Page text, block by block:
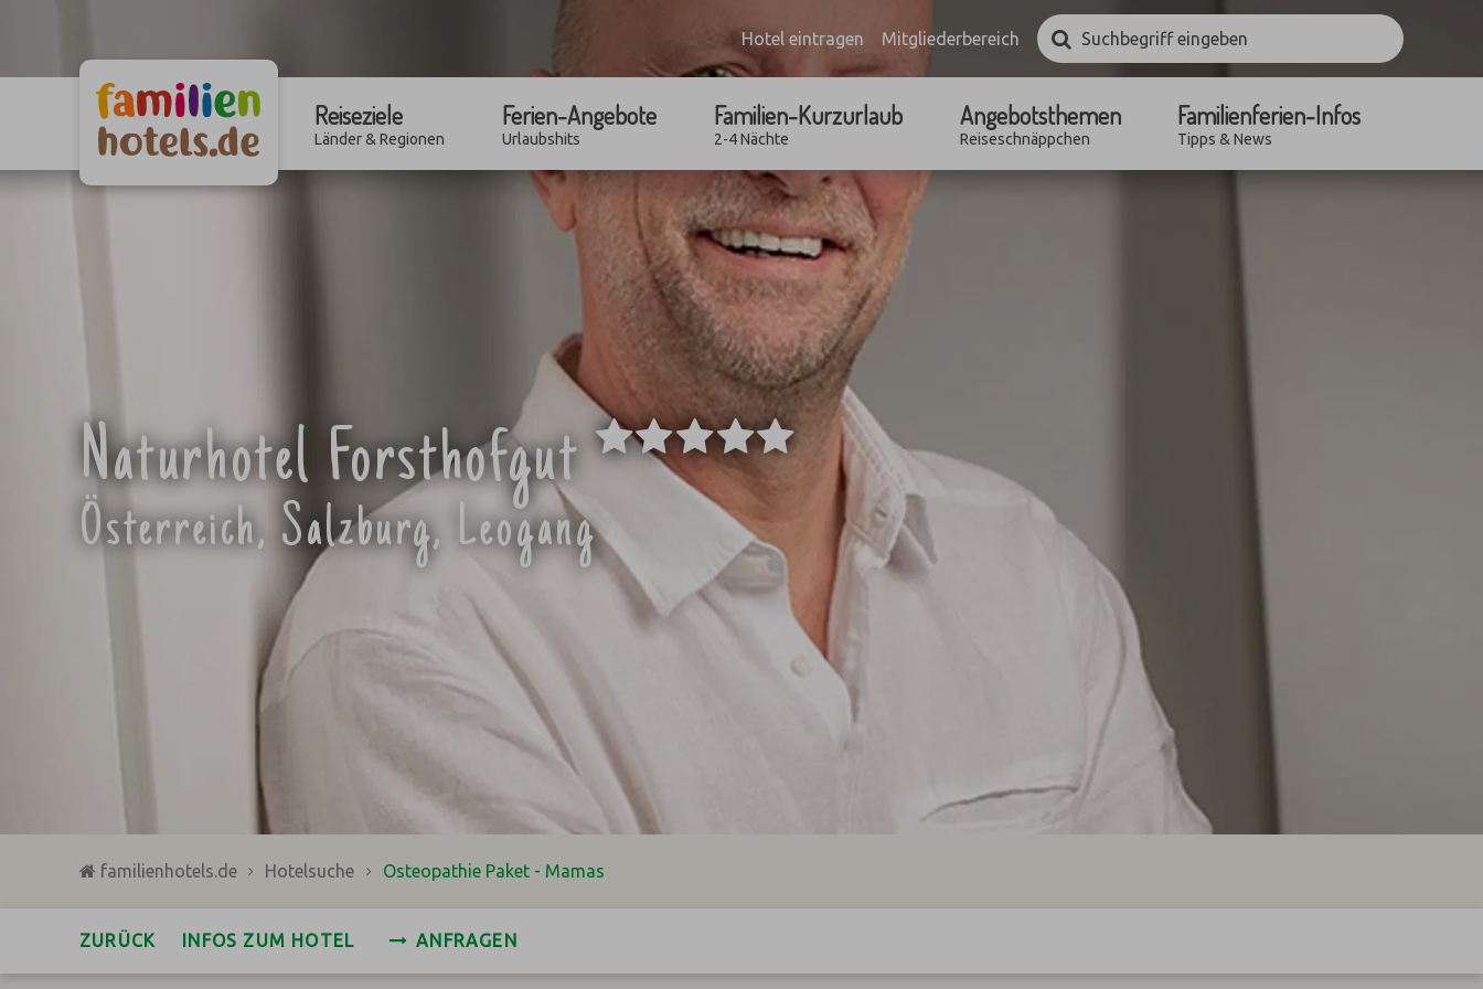
Hotel eintragen Mitgliederbereich
Suchbegriff
eingebenSuchen
Reiseziele
Länder & Regionen
Ferien-Angebote
Urlaubshits
Familien-Kurzurlaub
2-4 Nächte
Angebotsthemen
Reiseschnäppchen
Familienferien-Infos
Tipps & News
Naturhotel Forsthofgut *****
Österreich, Salzburg, Leogang
familienhotels.de Hotelsuche Osteopathie Paket - Mamas
ZURÜCK INFOS ZUM HOTEL ANFRAGEN